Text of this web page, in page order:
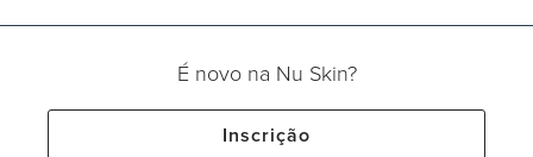
É novo na Nu Skin?
Inscrição